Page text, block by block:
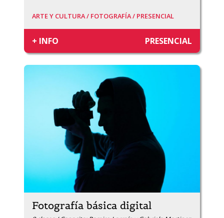
ARTE Y CULTURA / FOTOGRAFÍA / PRESENCIAL
+ INFO PRESENCIAL
Fotografía básica digital